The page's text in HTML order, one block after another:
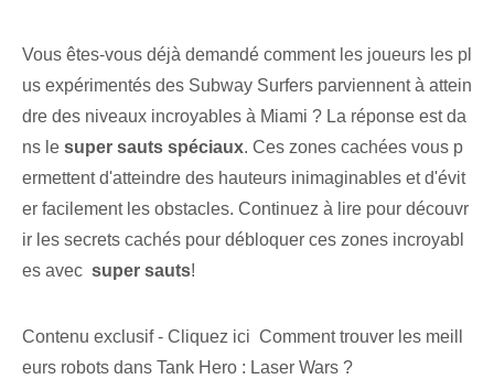
Vous êtes-vous déjà demandé comment les joueurs les pl
us expérimentés des Subway Surfers parviennent à attein
dre des niveaux incroyables à Miami ? La réponse est da
ns le super sauts spéciaux. Ces zones cachées vous p
ermettent d'atteindre des hauteurs inimaginables et d'évit
er facilement les obstacles. Continuez à lire pour ⁤découvr
ir les secrets cachés⁤ pour débloquer ces zones incroyabl
es avec ⁣ super sauts!
Contenu exclusif - Cliquez ici Comment trouver les meill
eurs robots dans Tank Hero : Laser Wars ?